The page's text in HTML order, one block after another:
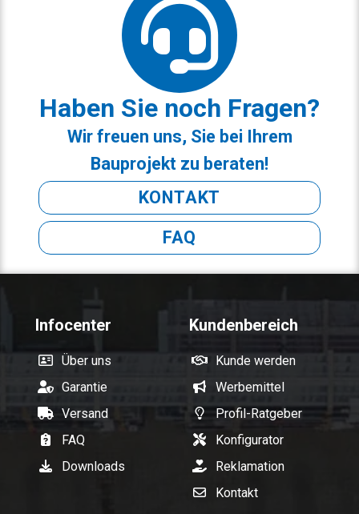
Haben Sie noch Fragen?
Wir freuen uns, Sie bei Ihrem
Bauprojekt zu beraten!
KONTAKT
FAQ
Infocenter
Über uns
Garantie
Versand
FAQ
Downloads
Kundenbereich
Kunde werden
Werbemittel
Profil-Ratgeber
Konfigurator
Reklamation
Kontakt